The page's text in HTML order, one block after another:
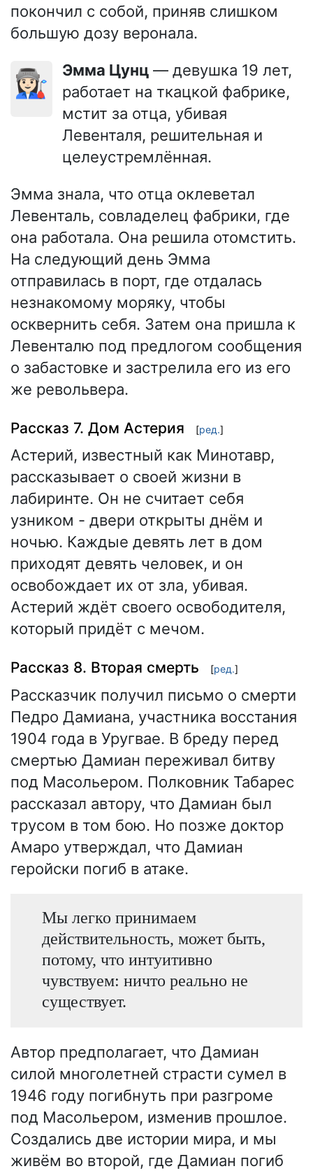
покончил с собой, приняв слишком
большую дозу веронала.
👩🏻‍🏭 Эмма Цунц — девушка 19 лет,
работает на ткацкой фабрике,
мстит за отца, убивая
Левенталя, решительная и
целеустремлённая.
Эмма знала, что отца оклеветал
Левенталь, совладелец фабрики, где
она работала. Она решила отомстить.
На следующий день Эмма
отправилась в порт, где отдалась
незнакомому моряку, чтобы
осквернить себя. Затем она пришла к
Левенталю под предлогом сообщения
о забастовке и застрелила его из его
же револьвера.
Рассказ 7. Дом Астерия [ред.]
Астерий, известный как Минотавр,
рассказывает о своей жизни в
лабиринте. Он не считает себя
узником - двери открыты днём и
ночью. Каждые девять лет в дом
приходят девять человек, и он
освобождает их от зла, убивая.
Астерий ждёт своего освободителя,
который придёт с мечом.
Рассказ 8. Вторая смерть [ред.]
Рассказчик получил письмо о смерти
Педро Дамиана, участника восстания
1904 года в Уругвае. В бреду перед
смертью Дамиан переживал битву
под Масольером. Полковник Табарес
рассказал автору, что Дамиан был
трусом в том бою. Но позже доктор
Амаро утверждал, что Дамиан
геройски погиб в атаке.
Мы легко принимаем
действительность, может быть,
потому, что интуитивно
чувствуем: ничто реально не
существует.
Автор предполагает, что Дамиан
силой многолетней страсти сумел в
1946 году погибнуть при разгроме
под Масольером, изменив прошлое.
Создались две истории мира, и мы
живём во второй, где Дамиан погиб